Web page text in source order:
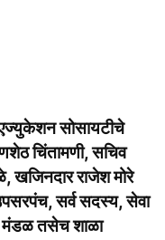
एज्युकेशन सोसायटीचे
चिंतामणी, सचिव
खजिनदार राजेश मोरे
सर्व सदस्य, सेवा
मंडळ तसेच शाळा